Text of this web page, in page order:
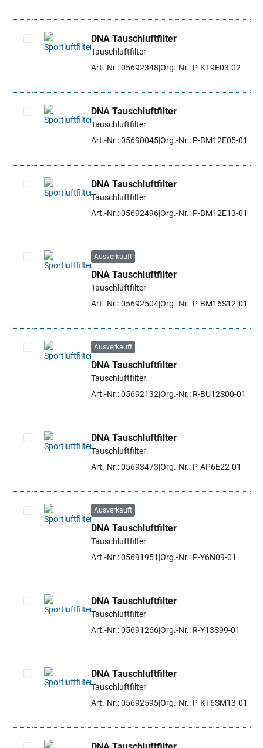
Artikel auswählen
DNA Tauschluftfilter
Tauschluftfilter
Art.-Nr.: 05692348 Org.-Nr.: P-KT9E03-02
Artikel auswählen
DNA Tauschluftfilter
Tauschluftfilter
Art.-Nr.: 05690045Org.-Nr.: P-BM12E05-01
Artikel auswählen
DNA Tauschluftfilter
Tauschluftfilter
Art.-Nr.: 05692496Org.-Nr.: P-BM12E13-01
Artikel auswählen
Ausverkauft
DNA Tauschluftfilter
Tauschluftfilter
Art.-Nr.: 05692504Org.-Nr.: P-BM16S12-01
Artikel auswählen
Ausverkauft
DNA Tauschluftfilter
Tauschluftfilter
Art.-Nr.: 05692132 Org.-Nr.: R-BU12S00-01
Artikel auswählen
DNA Tauschluftfilter
Tauschluftfilter
Art.-Nr.: 05693473 Org.-Nr.: P-AP6E22-01
Artikel auswählen
Ausverkauft
DNA Tauschluftfilter
Tauschluftfilter
Art.-Nr.: 05691951 Org.-Nr.: P-Y6N09-01
Artikel auswählen
DNA Tauschluftfilter
Tauschluftfilter
Art.-Nr.: 05691266Org.-Nr.: R-Y13S99-01
Artikel auswählen
DNA Tauschluftfilter
Tauschluftfilter
Art.-Nr.: 05692595Org.-Nr.: P-KT6SM13-01